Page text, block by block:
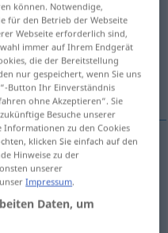
antippen)
können. Notwendige,
für den Betrieb der Webseite
Webseite erforderlich sind,
immer auf Ihrem Endgerät
die der Bereitstellung
nur gespeichert, wenn Sie uns
Button Ihr Einverständnis
ohne Akzeptieren“. Sie
Besuche unserer
Informationen zu den Cookies
klicken Sie einfach auf den
Hinweise zu der
unserer
Impressum.
Daten, um